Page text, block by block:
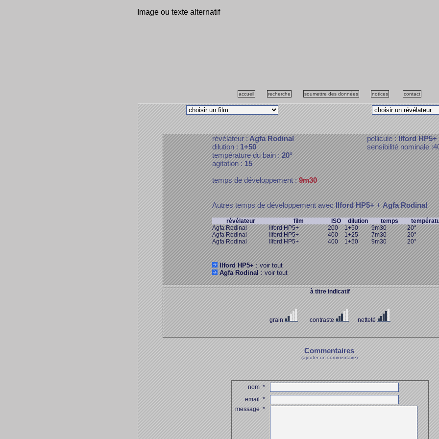
Image ou texte alternatif
accueil recherche soumettre des données notices contact
révélateur :Agfa Rodinal
dilution :1+50
température du bain :20°
agitation :15
pellicule :Ilford HP5+
sensibilité nominale
temps de développement :9m30
Autres temps de développement avecIlford HP5++Agfa Rodinal
révélateur film ISO dilution temps
Agfa Rodinal
Ilford HP5+ 200 1+50 9m30
20°
Agfa Rodinal
Ilford HP5+ 400 1+25 7m30
20°
Agfa Rodinal
Ilford HP5+ 400 1+50 9m30 20°
Ilford HP5+: voir tout
Agfa Rodinal: voir tout
à titre indicatif
grain contraste netteté
Commentaires
(ajouter un commentaire)
nom*
email*
message*